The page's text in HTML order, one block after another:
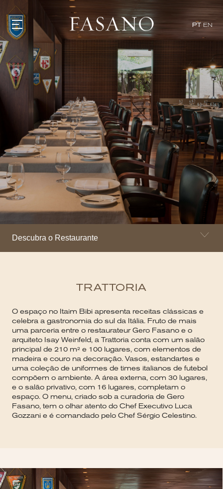
PT EN
GASTRONOMIA
HOTÉIS
EXPERIÊNCIAS
EVENTOS
SHOP | SELEZIONE
DESCUBRA
WHAT'S COOKING
CORRIERE
HISTÓRIA
SUSTENTABILIDADE
CONTATO
Descubra o Restaurante
TRATTORIA
O espaço no Itaim Bibi apresenta receitas clássicas e
celebra a gastronomia do sul da Itália. Fruto de mais
uma parceria entre o restaurateur Gero Fasano e o
arquiteto Isay Weinfeld, a Trattoria conta com um salão
principal de 210 m² e 100 lugares, com elementos de
madeira e couro na decoração. Vasos, estandartes e
uma coleção de uniformes de times italianos de futebol
compõem o ambiente. A área externa, com 30 lugares,
e o salão privativo, com 16 lugares, completam o
espaço. O menu, criado sob a curadoria de Gero
Fasano, tem o olhar atento do Chef Executivo Luca
Gozzani e é comandado pelo Chef Sérgio Celestino.
x